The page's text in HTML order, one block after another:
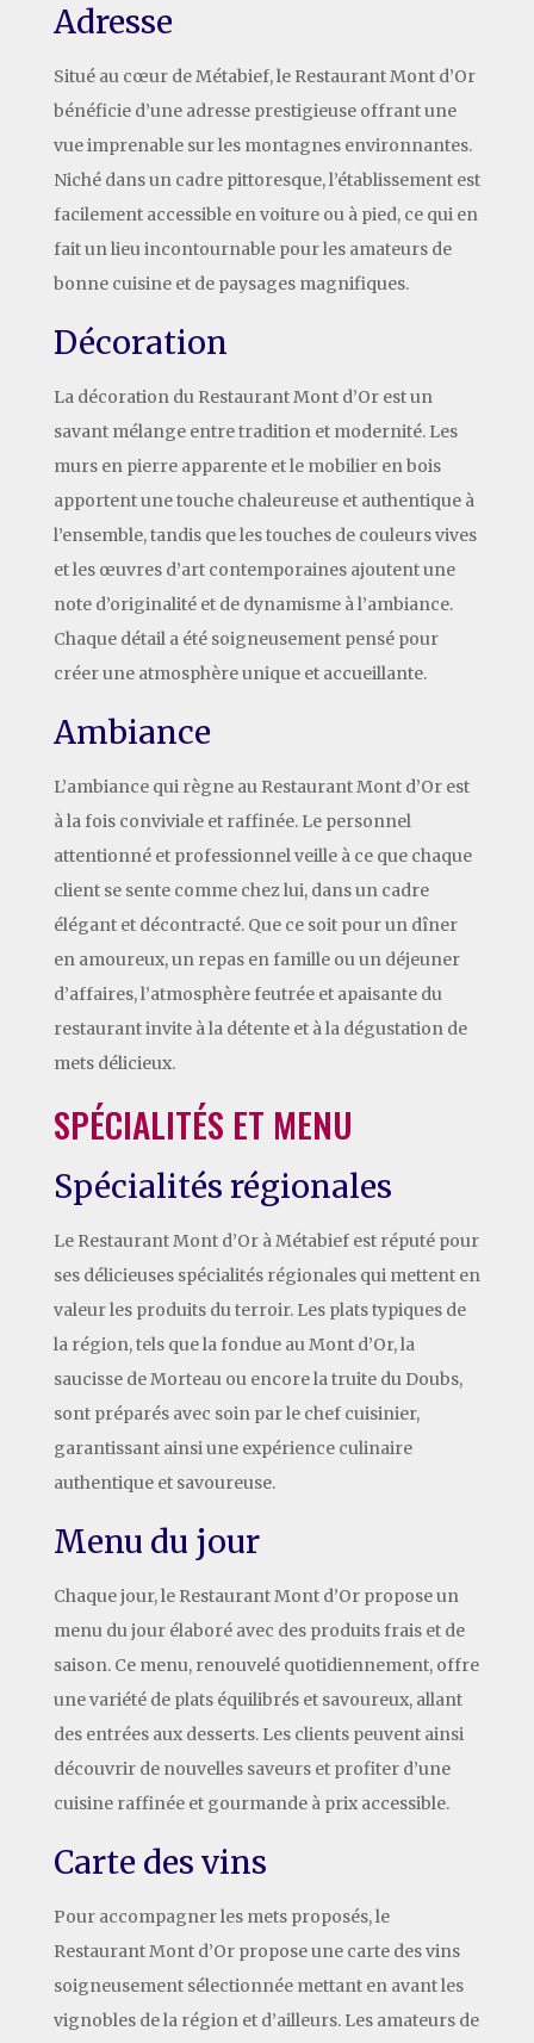
Adresse
Situé au cœur de Métabief, le Restaurant Mont d’Or
bénéficie d’une adresse prestigieuse offrant une
vue imprenable sur les montagnes environnantes.
Niché dans un cadre pittoresque, l’établissement est
facilement accessible en voiture ou à pied, ce qui en
fait un lieu incontournable pour les amateurs de
bonne cuisine et de paysages magnifiques.
Décoration
La décoration du Restaurant Mont d’Or est un
savant mélange entre tradition et modernité. Les
murs en pierre apparente et le mobilier en bois
apportent une touche chaleureuse et authentique à
l’ensemble, tandis que les touches de couleurs vives
et les œuvres d’art contemporaines ajoutent une
note d’originalité et de dynamisme à l’ambiance.
Chaque détail a été soigneusement pensé pour
créer une atmosphère unique et accueillante.
Ambiance
L’ambiance qui règne au Restaurant Mont d’Or est
à la fois conviviale et raffinée. Le personnel
attentionné et professionnel veille à ce que chaque
client se sente comme chez lui, dans un cadre
élégant et décontracté. Que ce soit pour un dîner
en amoureux, un repas en famille ou un déjeuner
d’affaires, l’atmosphère feutrée et apaisante du
restaurant invite à la détente et à la dégustation de
mets délicieux.
SPÉCIALITÉS ET MENU
Spécialités régionales
Le Restaurant Mont d’Or à Métabief est réputé pour
ses délicieuses spécialités régionales qui mettent en
valeur les produits du terroir. Les plats typiques de
la région, tels que la fondue au Mont d’Or, la
saucisse de Morteau ou encore la truite du Doubs,
sont préparés avec soin par le chef cuisinier,
garantissant ainsi une expérience culinaire
authentique et savoureuse.
Menu du jour
Chaque jour, le Restaurant Mont d’Or propose un
menu du jour élaboré avec des produits frais et de
saison. Ce menu, renouvelé quotidiennement, offre
une variété de plats équilibrés et savoureux, allant
des entrées aux desserts. Les clients peuvent ainsi
découvrir de nouvelles saveurs et profiter d’une
cuisine raffinée et gourmande à prix accessible.
Carte des vins
Pour accompagner les mets proposés, le
Restaurant Mont d’Or propose une carte des vins
soigneusement sélectionnée mettant en avant les
vignobles de la région et d’ailleurs. Les amateurs de